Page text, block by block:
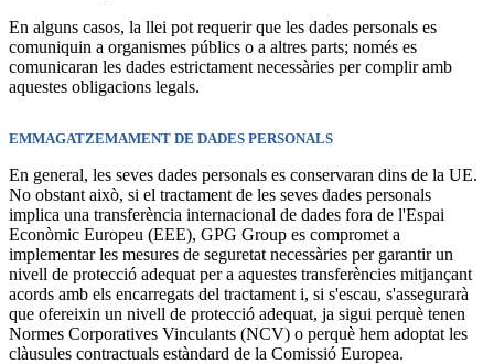
En alguns casos, la llei pot requerir que les dades personals es
comuniquin a organismes públics o a altres parts; només es
comunicaran les dades estrictament necessàries per complir amb
aquestes obligacions legals.
EMMAGATZEMAMENT DE DADES PERSONALS
En general, les seves dades personals es conservaran dins de la UE.
No obstant això, si el tractament de les seves dades personals
implica una transferència internacional de dades fora de l'Espai
Econòmic Europeu (EEE), GPG Group es compromet a
implementar les mesures de seguretat necessàries per garantir un
nivell de protecció adequat per a aquestes transferències mitjançant
acords amb els encarregats del tractament i, si s'escau, s'assegurarà
que ofereixin un nivell de protecció adequat, ja sigui perquè tenen
Normes Corporatives Vinculants (NCV) o perquè hem adoptat les
clàusules contractuals estàndard de la Comissió Europea.